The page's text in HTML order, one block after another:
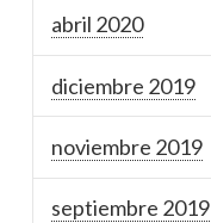
abril 2020
diciembre 2019
noviembre 2019
septiembre 2019